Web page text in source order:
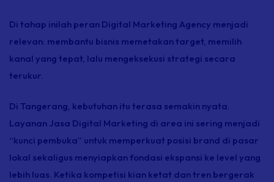
Di tahap inilah peran Digital Marketing Agency menjadi
relevan: membantu bisnis memetakan target, memilih
kanal yang tepat, lalu mengeksekusi strategi secara
terukur.
Di Tangerang, kebutuhan itu terasa semakin nyata.
Layanan Jasa Digital Marketing di area ini sering menjadi
“kunci pembuka” untuk memperkuat posisi brand di pasar
lokal sekaligus menyiapkan fondasi ekspansi ke level yang
lebih luas. Ketika kompetisi kian ketat dan tren bergerak